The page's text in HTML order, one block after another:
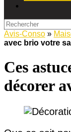
Avis-Conso »
avec brio votre
Ces
décorer